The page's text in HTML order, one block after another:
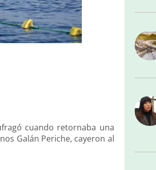
cuando retornaba una
Galán Periche, cayeron al